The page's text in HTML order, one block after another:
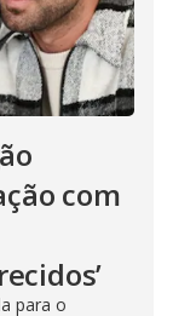
com
para o